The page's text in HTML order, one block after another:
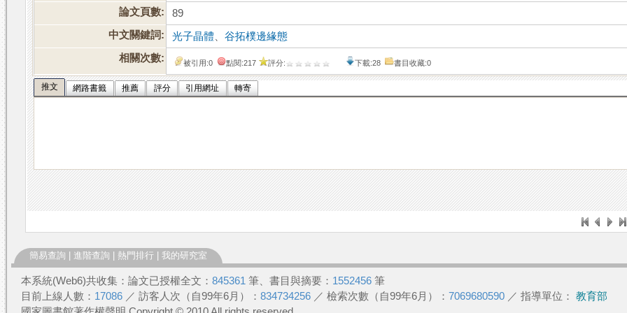
論文頁數:
89
中文關鍵詞:
光子晶體 、谷拓樸邊緣態
相關次數:
被引用:0 點閱:217 評分: 下載:28 書目收藏:0
推文 網路書籤 推薦 評分 引用網址 轉寄
簡易查詢 進階查詢 熱門排行 我的研究室
本系統(Web6)共收集：論文已授權全文： 845361 筆、書目與摘要： 1552456 筆
目前上線人數： 17086 ／ 訪客人次（自99年6月）： 834734256 ／ 檢索次數（自99年6月）： 7069680590 ／ 指導單位： 教育部